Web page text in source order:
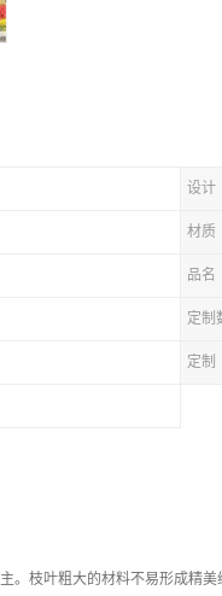
设计
材质
品名
定制
定制
。枝叶粗大的材料不易形成精美